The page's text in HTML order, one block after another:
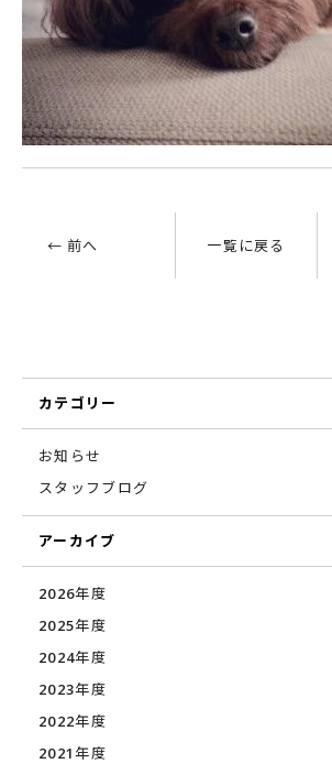
← 前へ 一覧に戻る
カテゴリー
お知らせ
スタッフブログ
アーカイブ
2026年度
2025年度
2024年度
2023年度
2022年度
2021年度